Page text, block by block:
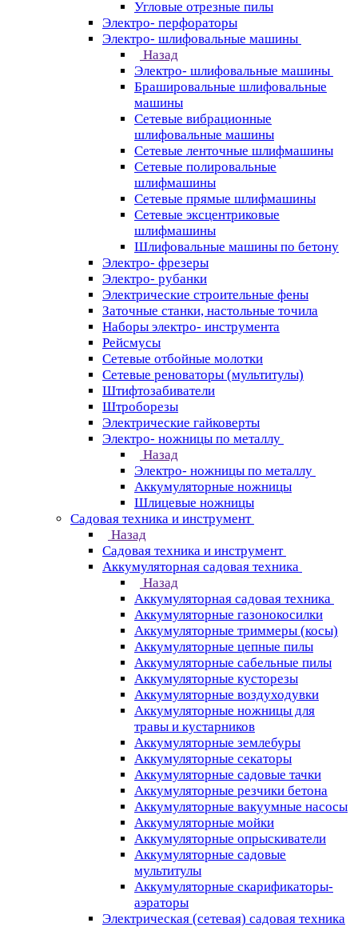
Угловые отрезные пилы
Электро- перфораторы
Электро- шлифовальные машины
Назад
Электро- шлифовальные машины
Брашировальные шлифовальные
машины
Сетевые вибрационные
шлифовальные машины
Сетевые ленточные шлифмашины
Сетевые полировальные
шлифмашины
Сетевые прямые шлифмашины
Сетевые эксцентриковые
шлифмашины
Шлифовальные машины по бетону
Электро- фрезеры
Электро- рубанки
Электрические строительные фены
Заточные станки, настольные точила
Наборы электро- инструмента
Рейсмусы
Сетевые отбойные молотки
Сетевые реноваторы (мультитулы)
Штифтозабиватели
Штроборезы
Электрические гайковерты
Электро- ножницы по металлу
Назад
Электро- ножницы по металлу
Аккумуляторные ножницы
Шлицевые ножницы
Cадовая техника и инструмент
Назад
Cадовая техника и инструмент
Аккумуляторная садовая техника
Назад
Аккумуляторная садовая техника
Аккумуляторные газонокосилки
Аккумуляторные триммеры (косы)
Аккумуляторные цепные пилы
Аккумуляторные сабельные пилы
Аккумуляторные кусторезы
Аккумуляторные воздуходувки
Аккумуляторные ножницы для
травы и кустарников
Аккумуляторные землебуры
Аккумуляторные секаторы
Аккумуляторные садовые тачки
Аккумуляторные резчики бетона
Аккумуляторные вакуумные насосы
Аккумуляторные мойки
Аккумуляторные опрыскиватели
Аккумуляторные садовые
мультитулы
Аккумуляторные скарификаторы-
аэраторы
Электрическая (сетевая) садовая техника